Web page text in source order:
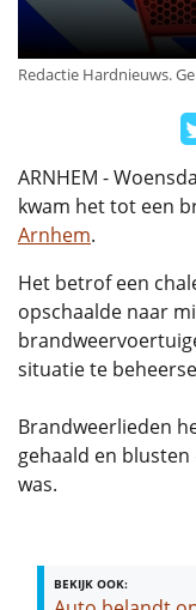
Redactie Hardnieuws.
ARNHEM -
kwam het tot een
Arnhem.
Het betrof een
opschaalde naar
situatie te
Brandweerlieden
gehaald en
was.
BEKIJK OOK: